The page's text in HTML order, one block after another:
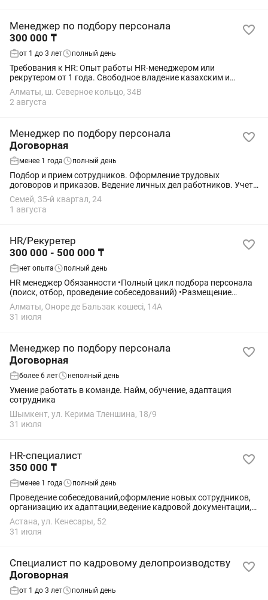
Менеджер по подбору персонала
300 000 ₸
от 1 до 3 лет полный день
Требования к HR: Опыт работы HR-менеджером или
рекрутером от 1 года. Свободное владение казахским и
русским языками. Умение проводить собеседования и
оценивать кандидатов. Навыки поиска...
Алматы, ш. Северное кольцо, 34В
2 августа
Менеджер по подбору персонала
Договорная
менее 1 года полный день
Подбор и прием сотрудников. Оформление трудовых
договоров и приказов. Ведение личных дел работников. Учет
рабочего времени и отпусков. Работа в / ЕСУТД. Адаптация
новых сотрудников. Организация...
Семей, 35-й квартал, 24
1 августа
HR/Рекуретер
300 000 - 500 000 ₸
нет опыта полный день
HR менеджер Обязанности •Полный цикл подбора персонала
(поиск, отбор, проведение собеседований) •Размещение
вакансий на job-сайтах и в социальных сетях •Адаптация
новых сотрудников...
Алматы, Оноре де Бальзак көшесі, 14А
31 июля
Менеджер по подбору персонала
Договорная
более 6 лет неполный день
Умение работать в команде. Найм, обучение, адаптация
сотрудника
Шымкент, ул. Керима Тленшина, 18/9
31 июля
HR-специалист
350 000 ₸
менее 1 года полный день
Проведение собеседований,оформление новых сотрудников,
организацию их адаптации,ведение кадровой документации,
контроль соблюдения трудового
законодательства,организацию обучения и развития
персонала
Астана, ул. Кенесары, 52
31 июля
Специалист по кадровому делопроизводству
Договорная
от 1 до 3 лет полный день